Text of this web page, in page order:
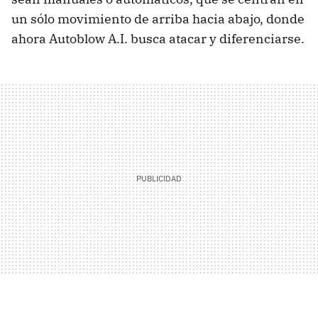
un sólo movimiento de arriba hacia abajo, donde
ahora Autoblow A.I. busca atacar y diferenciarse.